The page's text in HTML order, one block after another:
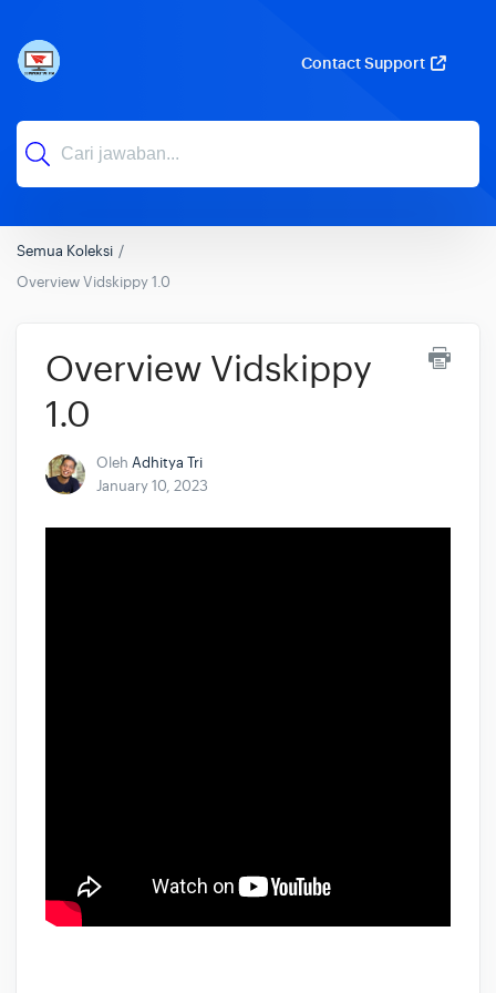
Contact Support
Semua Koleksi
Overview Vidskippy 1.0
Overview Vidskippy
1.0
Oleh Adhitya Tri
January 10, 2023